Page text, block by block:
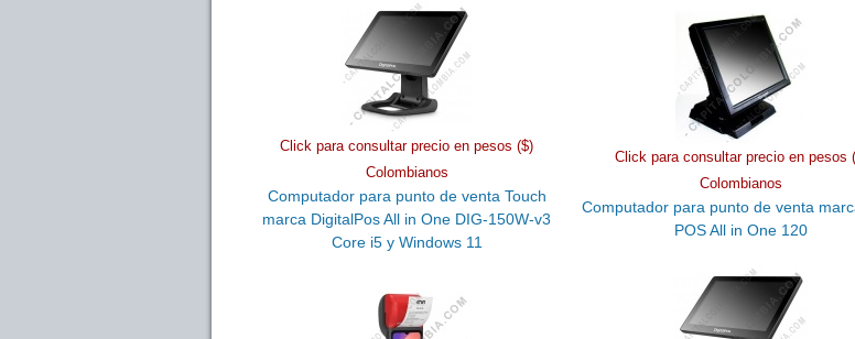
Click para consultar precio en pesos ($)
Colombianos
Computador para punto de venta Touch
marca DigitalPos All in One DIG-150W-v3
Core i5 y Windows 11
Click para consultar precio en pesos
Colombianos
Computador para punto de venta
POS All in One 120